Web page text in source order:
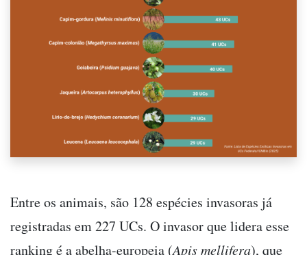
Entre os animais, são 128 espécies invasoras já
registradas em 227 UCs. O invasor que lidera esse
ranking é a abelha-europeia (Apis mellifera), que